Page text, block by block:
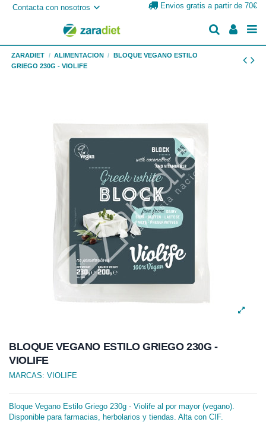
Contacta con nosotros Envios gratis a partir de 70€
ZARADIET ALIMENTACION
BLOQUE VEGANO ESTILO
GRIEGO 230G - VIOLIFE
BLOQUE VEGANO ESTILO GRIEGO 230G -
VIOLIFE
MARCAS: VIOLIFE
Bloque Vegano Estilo Griego 230g - Violife al por mayor (vegano).
Disponible para farmacias, herbolarios y tiendas. Alta con CIF.